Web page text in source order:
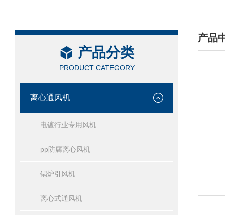
产品分类
PRODUCT CATEGORY
离心通风机
电镀行业专用风机
pp防腐离心风机
锅炉引风机
离心式通风机
产品
/